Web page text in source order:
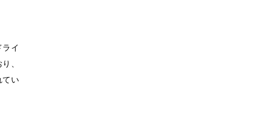
イ
、
てい